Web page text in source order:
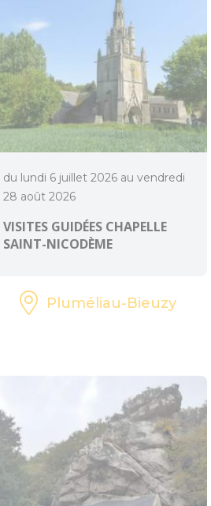
du lundi 6 juillet 2026 au vendredi
28 août 2026
VISITES GUIDÉES CHAPELLE
SAINT-NICODÈME
Pluméliau-Bieuzy